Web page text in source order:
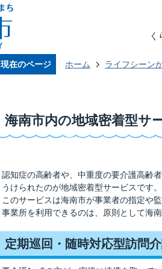
現在のページ ホーム ライフシーン
海南市内の地域密着型サ
認知症の高齢者や、中重度の要介護高齢
うけられたのが地域密着型サービスです。
このサービスは海南市が事業者の指定や
事業所を利用できるのは、原則として海
定期巡回・随時対応型訪問